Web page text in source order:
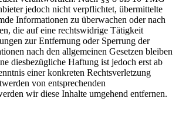
jedoch nicht verpflichtet, übermittelte
Informationen zu überwachen oder nach
die auf eine rechtswidrige Tätigkeit
zur Entfernung oder Sperrung der
nach den allgemeinen Gesetzen bleiben
diesbezügliche Haftung ist jedoch erst ab
einer konkreten Rechtsverletzung
von entsprechenden
wir diese Inhalte umgehend entfernen.